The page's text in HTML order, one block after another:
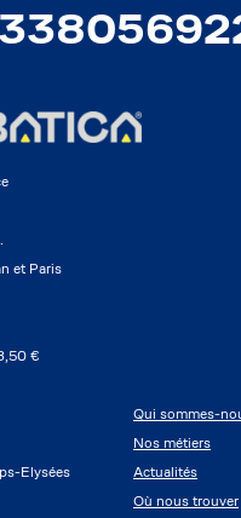
et Paris
€
Elysées
Qui sommes-
Nos métiers
Actualités
Où nous trouver